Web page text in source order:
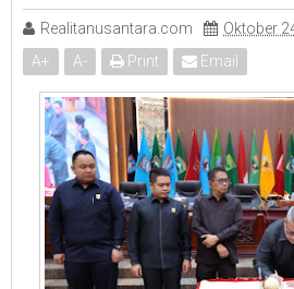
Realitanusantara.com
Oktober
A+ A- Print Email